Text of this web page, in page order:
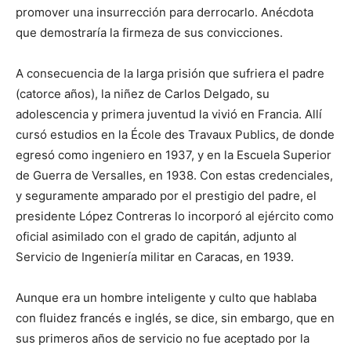
promover una insurrección para derrocarlo. Anécdota
que demostraría la firmeza de sus convicciones.
A consecuencia de la larga prisión que sufriera el padre
(catorce años), la niñez de Carlos Delgado, su
adolescencia y primera juventud la vivió en Francia. Allí
cursó estudios en la École des Travaux Publics, de donde
egresó como ingeniero en 1937, y en la Escuela Superior
de Guerra de Versalles, en 1938. Con estas credenciales,
y seguramente amparado por el prestigio del padre, el
presidente López Contreras lo incorporó al ejército como
oficial asimilado con el grado de capitán, adjunto al
Servicio de Ingeniería militar en Caracas, en 1939.
Aunque era un hombre inteligente y culto que hablaba
con fluidez francés e inglés, se dice, sin embargo, que en
sus primeros años de servicio no fue aceptado por la